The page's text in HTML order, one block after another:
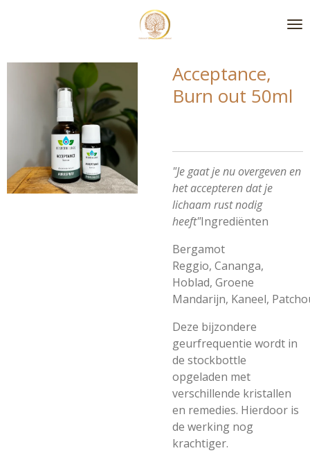
de
hoofdinhoud
Acceptance,
Burn out 50ml
"Je gaat je nu overgeven en
het accepteren dat je
lichaam rust nodig
heeft"Ingrediënten
Bergamot
Reggio, Cananga,
Hoblad, Groene
Mandarijn, Kaneel,
Deze bijzondere
geurfrequentie wordt in
de stockbottle
opgeladen met
verschillende kristallen
en remedies. Hierdoor is
de werking nog
krachtiger.